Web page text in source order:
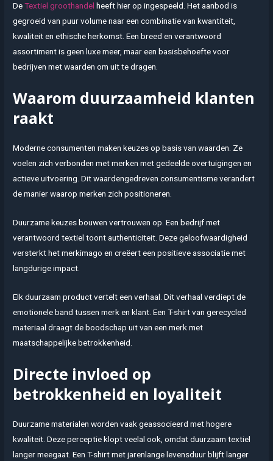
DeTextiel groothandel heeft hier op ingespeeld. Het aanbod is
gegroeid van puur volume naar een combinatie van kwantiteit,
kwaliteit en ethische herkomst. Een breed en verantwoord
assortiment is geen luxe meer, maar een basisbehoefte voor
bedrijven met waarden om uit te dragen.
Waarom duurzaamheid klanten
raakt
Moderne consumenten maken keuzes op basis van waarden. Ze
voelen zich verbonden met merken met gedeelde overtuigingen en
actieve uitvoering. Dit waardengedreven consumentisme verandert
de manier waarop merken zich positioneren.
Duurzame keuzes bouwen vertrouwen op. Een bedrijf met
verantwoord textiel toont authenticiteit. Deze geloofwaardigheid
versterkt het merkimago en creëert een positieve associatie met
langdurige impact.
Elk duurzaam product vertelt een verhaal. Dit verhaal verdiept de
emotionele band tussen merk en klant. Een T-shirt van gerecycled
materiaal draagt de boodschap uit van een merk met
maatschappelijke betrokkenheid.
Directe invloed op
betrokkenheid en loyaliteit
Duurzame materialen worden vaak geassocieerd met hogere
kwaliteit. Deze perceptie klopt veelal ook, omdat duurzaam textiel
langer meegaat. Een T-shirt met jarenlange levensduur blijft langer